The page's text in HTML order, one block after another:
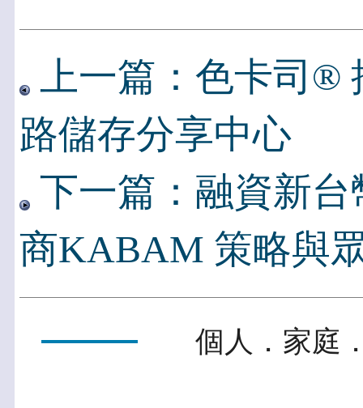
上一篇：色卡司®
路儲存分享中心
下一篇：融資新
商KABAM 策略與
個人．家庭